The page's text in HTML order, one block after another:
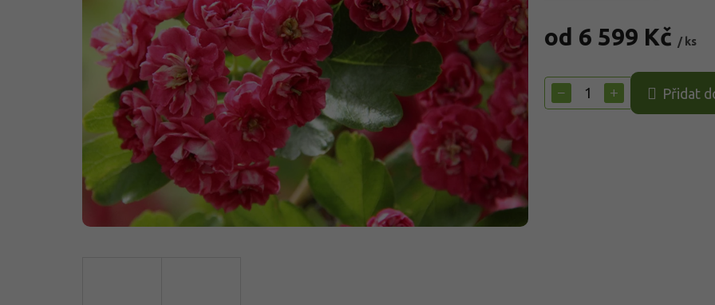
od 6 599 Kč / ks
cena:
+
− Přidat